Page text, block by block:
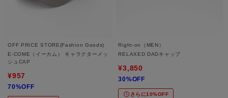
OFF PRICE STORE(Fashion Goods)
E-COME（イーカム） キャラクターメッ
シュCAP
¥957
70%OFF
Right-on（MEN）
RELAXED DADキャップ
¥3,850
30%OFF
さらに10%OFF